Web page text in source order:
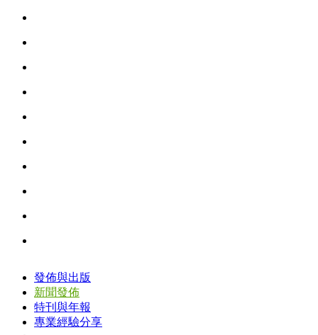
發佈與出版
新聞發佈
特刊與年報
專業經驗分享